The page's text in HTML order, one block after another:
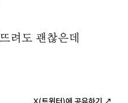
도 괜찮은데